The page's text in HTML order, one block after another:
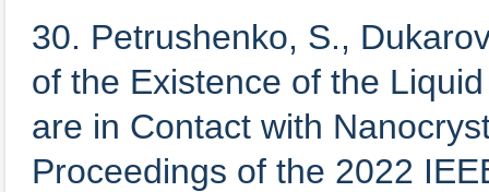
30. Petrushenko, S.,
of the Existence of the
are in Contact with
Proceedings of the 2022